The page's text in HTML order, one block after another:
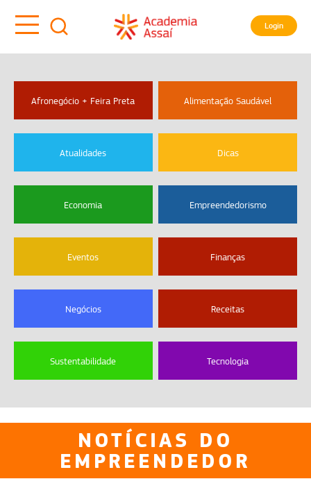
Login
Afronegócio + Feira Preta Alimentação Saudável
Atualidades Dicas
Economia Empreendedorismo
Eventos Finanças
Negócios Receitas
Sustentabilidade Tecnologia
NOTÍCIAS DO
EMPREENDEDOR